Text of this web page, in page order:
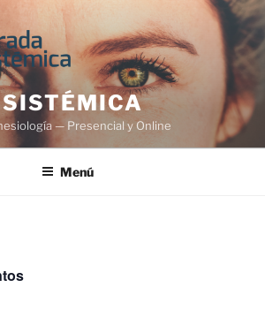
— Presencial y Online
Menú